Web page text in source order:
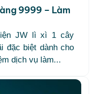
9999 – Làm
JW lì xì 1 cây
đặc biệt dành cho
dịch vụ làm...